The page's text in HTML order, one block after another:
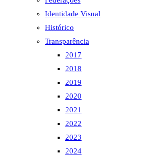
painel
Identidade Visual
Histórico
Transparência
2017
2018
2019
2020
2021
2022
2023
2024